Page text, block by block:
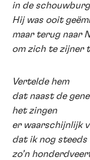
in de
Hij was ooit
maar terug naar
om zich te zijner
Vertelde hem
dat naast de
het zingen
er waarschijnlijk
dat ik nog steeds
zo’n